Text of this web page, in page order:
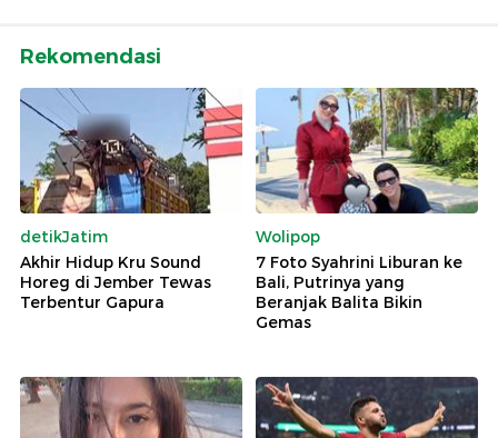
Rekomendasi
detikJatim
Akhir Hidup Kru Sound
Horeg di Jember Tewas
Terbentur Gapura
Wolipop
7 Foto Syahrini Liburan ke
Bali, Putrinya yang
Beranjak Balita Bikin
Gemas